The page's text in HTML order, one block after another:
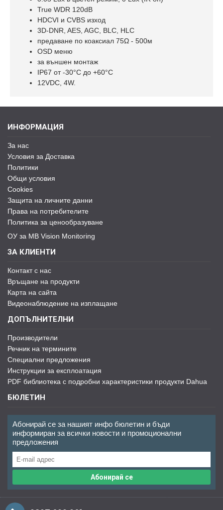
True WDR 120dB
HDCVI и CVBS изход
3D-DNR, AES, AGC, BLC, HLC
предаване по коаксиал 75Ω - 500м
OSD меню
за външен монтаж
IP67 oт -30°С до +60°С
12VDC, 4W.
ИНФОРМАЦИЯ
За нас
Условия за Доставка
Политики
Общи условия
Cookies
Защита на личните данни
Права на потребителите
Политика за ценообразуване
ОУ за MB Vision Monitoring
ЗА КЛИЕНТИ
Контакт с нас
Връщане на продукти
Карта на сайта
Видеонаблюдение на изплащане
ДОПЪЛНИТЕЛНИ
Производители
Речник на термините
Специални предложения
Инструкции за експлоатация
PDF библиотека с подробни характеристики продукти Dahua
БЮЛЕТИН
Абонирай се за нашият инфо бюлетин и бъди
информиран за всички новости и промоционални
предложения
Абонирай се